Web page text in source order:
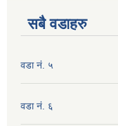
सबै वडाहरु
वडा नं. ५
वडा नं. ६